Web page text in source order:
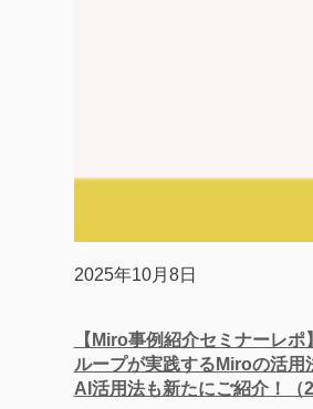
2025年10月8日
【Miro事例紹介セミナーレポ
ループが実践するMiroの活用
AI活用法も新たにご紹介！（